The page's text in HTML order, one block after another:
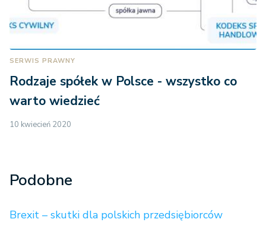
SERWIS PRAWNY
Rodzaje spółek w Polsce - wszystko co
warto wiedzieć
10 kwiecień 2020
Podobne
Brexit – skutki dla polskich przedsiębiorców